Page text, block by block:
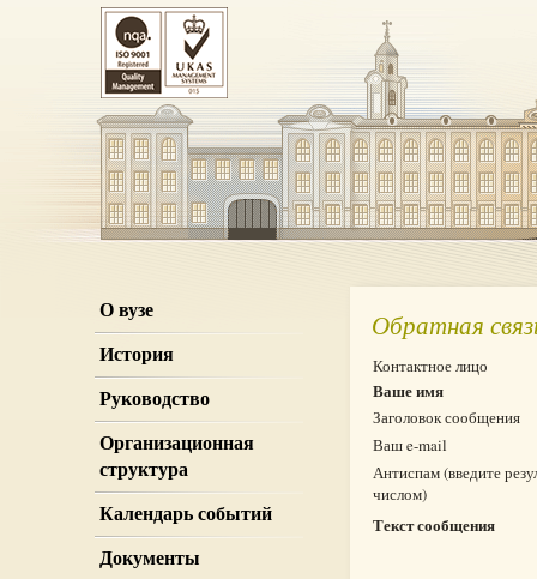
О вузе
История
Руководство
Организационная
структура
Календарь событий
Документы
Обратная
Контактное лицо
Ваше имя
Заголовок сообщения
Ваш e-mail
Антиспам (введите
числом)
Текст сообщения